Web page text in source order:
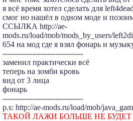
я всё время хотел сделать для
смог но нашёл в одном моде и
ССЫЛКА http://ae-
mods.ru/load/mob/mods_by_users/
654 на мод где я взял фонарь и
--------------------------------
заменил практически всё
теперь на зомби кровь
вид от 3 лица
фонарь
--------------------------------
p.s: http://ae-mods.ru/load/mob/
ТАКОЙ ЛАЖИ БОЛЬШЕ НЕ БУДЕТ